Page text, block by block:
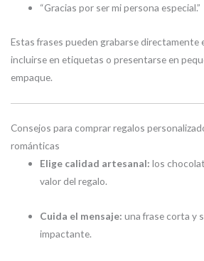
“Gracias por ser mi persona especial.”
Estas frases pueden grabarse directamente
incluirse en etiquetas o presentarse en
empaque.
Consejos para comprar regalos
románticas
Elige calidad artesanal: los
valor del regalo.
Cuida el mensaje: una frase corta y
impactante.